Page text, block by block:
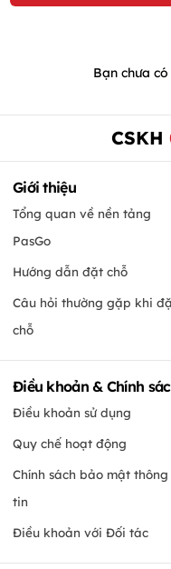
Bạn chưa
CSKH
Giới thiệu
Tổng quan về nền tảng
PasGo
Hướng dẫn đặt chỗ
Câu hỏi thường gặp khi
chỗ
Điều khoản & Chính
Điều khoản sử dụng
Quy chế hoạt động
Chính sách bảo mật thông
tin
Điều khoản với Đối tác